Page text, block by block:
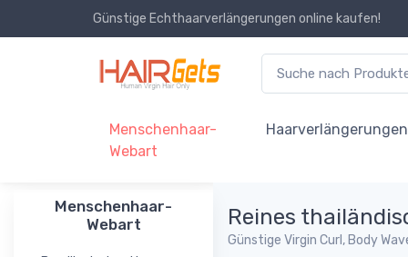
Günstige Echthaarverlängerungen online kaufen!
Menschenhaar-
Webart
Haarverlängerungen
Menschenhaar-
Webart
Reines
Günstige Virgin Curl, Body